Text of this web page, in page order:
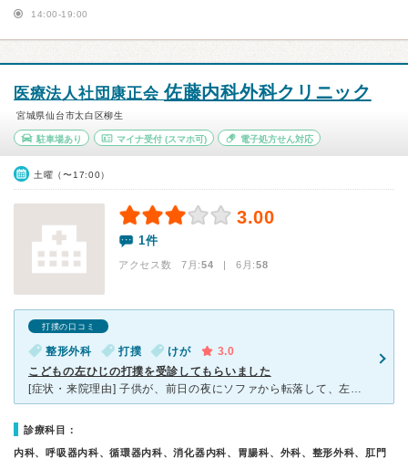
14:00-19:00
医療法人社団康正会佐藤内科外科クリニック
宮城県仙台市太白区柳生
駐車場あり マイナ受付(スマホ可) 電子処方せん対応
土曜（〜17:00）
3.00
1件
アクセス数 7月:54 | 6月:58
打撲の口コミ
整形外科 打撲 けが
3.0
こどもの左ひじの打撲を受診してもらいました
[症状・来院理由] 子供が、前日の夜にソファから転落して、左腕をおかしくしてしまったようです。朝に電話をして混雑状況を聞いてみたら、二時間待ちとのことで、急を要していたため近くの整骨院で診察してもら
診療科目：
内科、呼吸器内科、循環器内科、消化器内科、胃腸科、外科、整形外科、肛門